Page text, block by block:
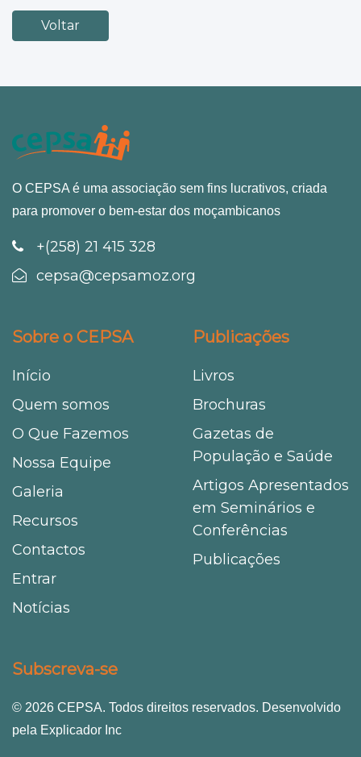
Voltar
O CEPSA é uma associação sem fins lucrativos, criada
para promover o bem-estar dos moçambicanos
+(258) 21 415 328
cepsa@cepsamoz.org
Sobre o CEPSA
Início
Quem somos
O Que Fazemos
Nossa Equipe
Galeria
Recursos
Contactos
Entrar
Notícias
Publicações
Livros
Brochuras
Gazetas de
População e Saúde
Artigos Apresentados
em Seminários e
Conferências
Publicações
Subscreva-se
© 2026 CEPSA. Todos direitos reservados. Desenvolvido
pela Explicador Inc